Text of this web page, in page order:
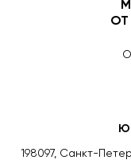
ОТ
198097, Санкт-